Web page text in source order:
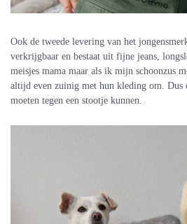
Ook de tweede levering van het
verkrijgbaar en bestaat uit fijne jeans,
meisjes mama maar als ik mijn schoonzus
altijd even zuinig met hun kleding om. Dus
moeten tegen een stootje kunnen.